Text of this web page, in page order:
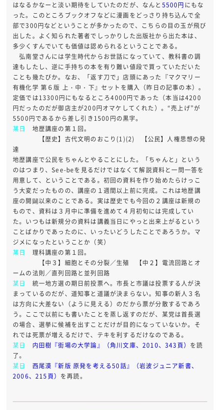
はなるかなーと淡い期待をしていたのだが、なんと 5500円 にもな
った。このところブックオフなどに漫画をどっさり持ち込んで全
部で300円などということが多かったので、こちらの目の玉が飛び
出した。よく知られた著者でしっかりした出版社から出た本は、
多少くすんでいても価値は認められるということである。
弘南堂さんには学生時代からお世話になっていて、教科書の調
達もしたし、逆に手持ちの本を有り難い値段で買っていただいた
ことも幾たびか。なお、「返す刀で」店頭にあった『マクマリー
有機化学 第６版 上・中・下』セットを購入（昨日の記事の本）。
定価では13300円にもなるところ4000円であった（本当は4200
円だったのだが御店主が200円オマケしてくれた）。“売上げ”が
5500円であるから差し引き1500円の黒字。
某日
地歴講座の第１回。
【歴史】古代文明のおこり(1)(2) 【公民】人権思想の発
達
地歴講座で公民をちゃんとやることにした。「ちゃんと」という
のはつまり、See-beを見るだけではなくて解説資料と一問一答を
用意して、ということである。初回の資料を作り始めたらけっこ
う大変だったものの、講座の１週間以上前に完成。これは地歴講
座の開闢以来のことである。実は歴史でも今回の２講座は新規の
もので、資料は３月中に準備を進めて４月初旬には完成してい
た。いつもは新規分の資料は講義当日にやっと出来上がるという
ことばかりであったのに、いったいどうしたことであろうか。マ
ジメになったということか（笑）
某日
理科講座の第１回。
【中３】細胞とその分裂／生殖 【中２】電流回路とオ
ームの法則／直列回路と並列回路
某日
統一地方選の期日前投票へ。市長と市議は投票する人が決
まっているのだが、道知事と道議が決まらない。知事の新人３名
は方向に大差ない（ように見える）のだから票が分散するであろ
う。ここで以前にも書いたことを蒸し返すのだが、某党は首長選
の場合、選挙に候補を出すことだけが目的になっていないか。そ
れでは死票が増えるだけで、テキを利するだけなのである。
某日
内田樹『街場の大学論』（角川文庫、2010、343頁） を読
了。
某日
西尾漠『新版 原発を考える50話』（岩波ジュニア新書、
2006、215頁） を再読。